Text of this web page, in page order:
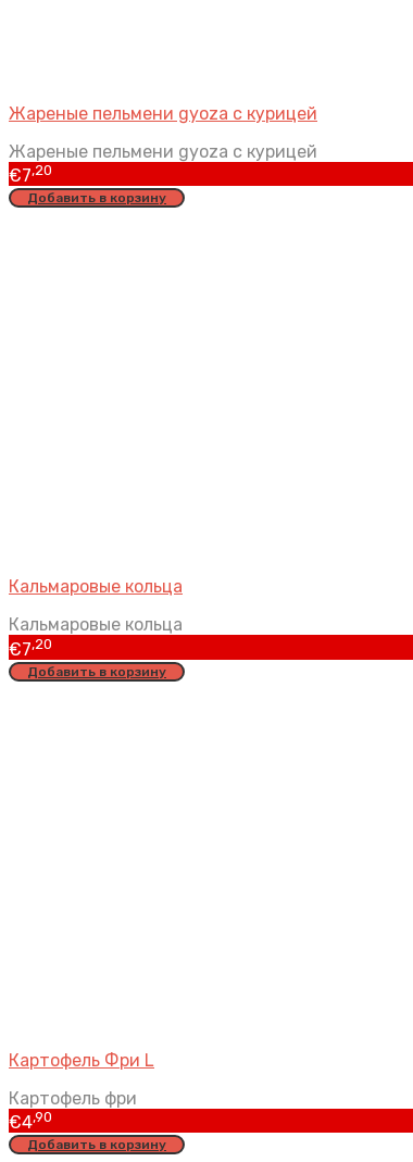
Жареные пельмени gyoza с курицей
Жареные пельмени gyoza с курицей
€7,20
Добавить в корзину
Кальмаровые кольца
Кальмаровые кольца
€7,20
Добавить в корзину
Картофель Фри L
Картофель фри
€4,90
Добавить в корзину